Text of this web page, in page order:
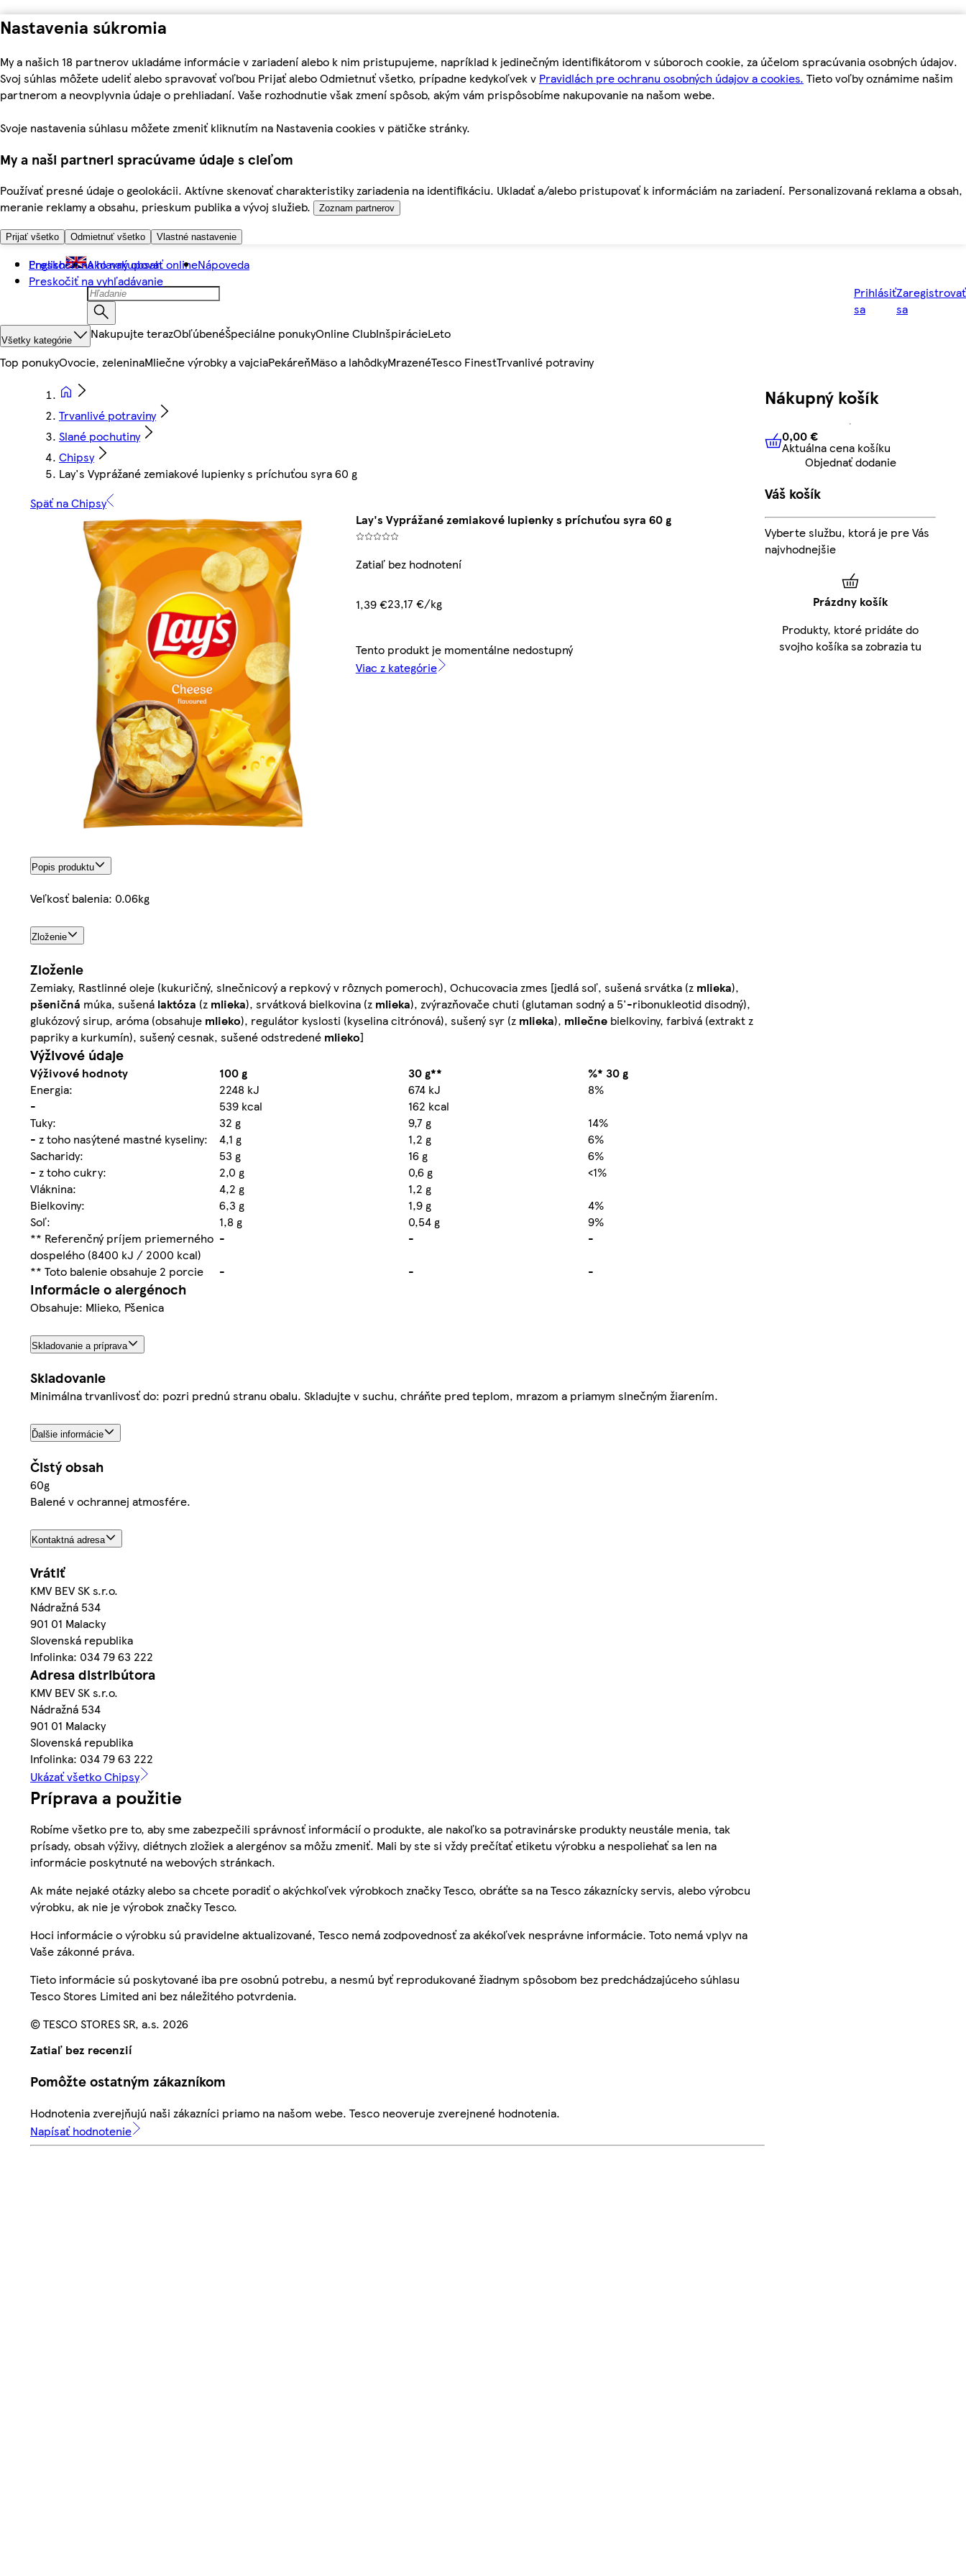
Nastavenia súkromia
My a našich 18 partnerov ukladáme informácie v zariadení alebo k nim pristupujeme, napríklad k jedinečným identifikátorom v súboroch cookie, za účelom spracúvania osobných údajov.
Svoj súhlas môžete udeliť alebo spravovať voľbou Prijať alebo Odmietnuť všetko, prípadne kedykoľvek v Pravidlách pre ochranu osobných údajov a cookies. Tieto voľby oznámime našim
partnerom a neovplyvnia údaje o prehliadaní. Vaše rozhodnutie však zmení spôsob, akým vám prispôsobíme nakupovanie na našom webe.
Svoje nastavenia súhlasu môžete zmeniť kliknutím na Nastavenia cookies v pätičke stránky.
My a naši partneri spracúvame údaje s cieľom
Používať presné údaje o geolokácii. Aktívne skenovať charakteristiky zariadenia na identifikáciu. Ukladať a/alebo pristupovať k informáciám na zariadení. Personalizovaná reklama a obsah,
meranie reklamy a obsahu, prieskum publika a vývoj služieb.
Zoznam partnerov
Prijať všetko Odmietnuť všetko Vlastné nastavenie
Preskočiť na hlavný obsah
Preskočiť na vyhľadávanie
English Ako nakupovať onlineNápoveda
Prihlásiť
sa
Zaregistrovať
sa
Všetky kategórie Nakupujte terazObľúbenéŠpeciálne ponukyOnline ClubInšpirácieLeto
Top ponukyOvocie, zeleninaMliečne výrobky a vajciaPekáreňMäso a lahôdkyMrazenéTesco FinestTrvanlivé potraviny
Trvanlivé potraviny
Slané pochutiny
Chipsy
Lay's Vyprážané zemiakové lupienky s príchuťou syra 60 g
Späť na Chipsy
Lay's Vyprážané zemiakové lupienky s príchuťou syra 60 g
Zatiaľ bez hodnotení
1,39 €23,17 €/kg
Tento produkt je momentálne nedostupný
Viac z kategórie
Popis produktu
Veľkosť balenia: 0.06kg
Zloženie
Zloženie
Zemiaky, Rastlinné oleje (kukuričný, slnečnicový a repkový v rôznych pomeroch), Ochucovacia zmes [jedlá soľ, sušená srvátka (z mlieka),
pšeničná múka, sušená laktóza (z mlieka), srvátková bielkovina (z mlieka), zvýrazňovače chuti (glutaman sodný a 5'-ribonukleotid disodný),
glukózový sirup, aróma (obsahuje mlieko), regulátor kyslosti (kyselina citrónová), sušený syr (z mlieka), mliečne bielkoviny, farbivá (extrakt z
papriky a kurkumín), sušený cesnak, sušené odstredené mlieko]
Výživové údaje
Výživové hodnoty 100 g 30 g**
%* 30 g
Energia:
2248 kJ 674 kJ
8%
-
539 kcal
162 kcal
Tuky:
32 g 9,7 g
14%
- z toho nasýtené mastné kyseliny:
4,1 g 1,2 g
6%
Sacharidy:
53 g 16 g
6%
- z toho cukry:
2,0 g 0,6 g
<1%
Vláknina:
4,2 g
1,2 g
Bielkoviny:
6,3 g 1,9 g
4%
Soľ:
1,8 g 0,54 g
9%
** Referenčný príjem priemerného
dospelého (8400 kJ / 2000 kcal)
- -
-
** Toto balenie obsahuje 2 porcie
- - -
Informácie o alergénoch
Obsahuje: Mlieko, Pšenica
Skladovanie a príprava
Skladovanie
Minimálna trvanlivosť do: pozri prednú stranu obalu. Skladujte v suchu, chráňte pred teplom, mrazom a priamym slnečným žiarením.
Ďalšie informácie
Čistý obsah
60g
Balené v ochrannej atmosfére.
Kontaktná adresa
Vrátiť
KMV BEV SK s.r.o.
Nádražná 534
901 01 Malacky
Slovenská republika
Infolinka: 034 79 63 222
Adresa distribútora
KMV BEV SK s.r.o.
Nádražná 534
901 01 Malacky
Slovenská republika
Infolinka: 034 79 63 222
Ukázať všetko Chipsy
Príprava a použitie
Robíme všetko pre to, aby sme zabezpečili správnosť informácií o produkte, ale nakoľko sa potravinárske produkty neustále menia, tak
prísady, obsah výživy, diétnych zložiek a alergénov sa môžu zmeniť. Mali by ste si vždy prečítať etiketu výrobku a nespoliehať sa len na
informácie poskytnuté na webových stránkach.
Ak máte nejaké otázky alebo sa chcete poradiť o akýchkoľvek výrobkoch značky Tesco, obráťte sa na Tesco zákaznícky servis, alebo výrobcu
výrobku, ak nie je výrobok značky Tesco.
Hoci informácie o výrobku sú pravidelne aktualizované, Tesco nemá zodpovednosť za akékoľvek nesprávne informácie. Toto nemá vplyv na
Vaše zákonné práva.
Tieto informácie sú poskytované iba pre osobnú potrebu, a nesmú byť reprodukované žiadnym spôsobom bez predchádzajúceho súhlasu
Tesco Stores Limited ani bez náležitého potvrdenia.
© TESCO STORES SR, a.s. 2026
Zatiaľ bez recenzií
Pomôžte ostatným zákazníkom
Hodnotenia zverejňujú naši zákazníci priamo na našom webe. Tesco neoveruje zverejnené hodnotenia.
Napísať hodnotenie
Nákupný košík
0,00 € Aktuálna cena košíku
0,00 €
Aktuálna cena košíku
Objednať dodanie
Váš košík
Vyberte službu, ktorá je pre Vás
najvhodnejšie
Prázdny košík
Produkty, ktoré pridáte do
svojho košíka sa zobrazia tu